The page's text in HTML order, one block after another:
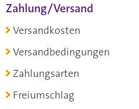
Zahlung/Versand
Versandkosten
Versandbedingungen
Zahlungsarten
Freiumschlag